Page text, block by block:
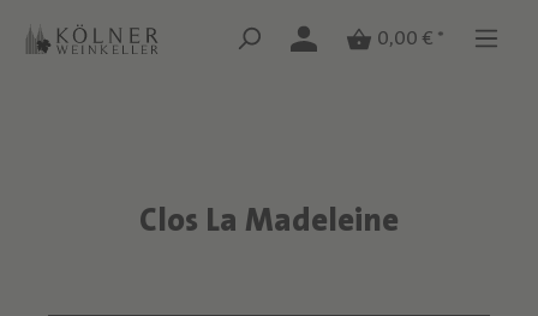
Zum Hauptinhalt springen
Zum Hauptinhalt springen
0,00 € *
Text überspringenClos La Madeleine